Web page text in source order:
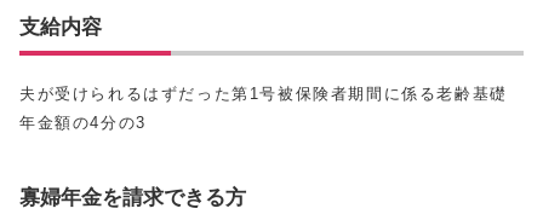
支給内容
夫が受けられるはずだった第1号被保険者期間に係る老齢基礎
年金額の4分の3
寡婦年金を請求できる方